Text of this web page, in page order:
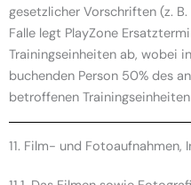
gesetzlicher Vorschriften (z.
Falle legt PlayZone
Trainingseinheiten ab, wobei
buchenden Person 50% des
betroffenen
11. Film- und Fotoaufnahmen,